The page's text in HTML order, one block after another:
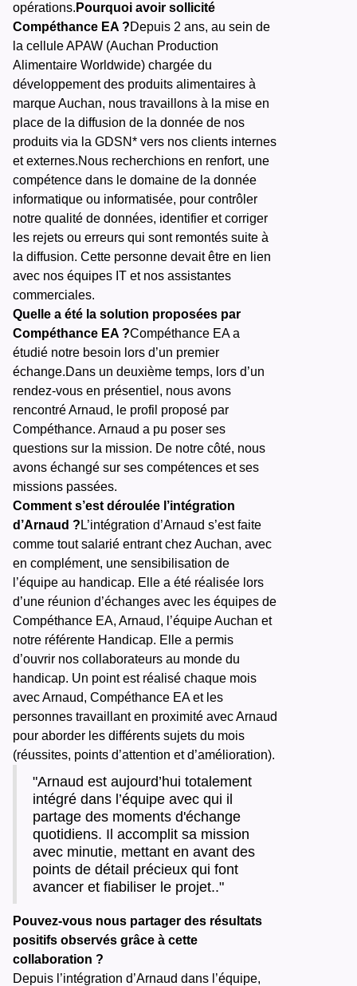
opérations. Pourquoi avoir sollicité
Compéthance EA ?Depuis 2 ans, au sein de
la cellule APAW (Auchan Production
Alimentaire Worldwide) chargée du
développement des produits alimentaires à
marque Auchan, nous travaillons à la mise en
place de la diffusion de la donnée de nos
produits via la GDSN* vers nos clients internes
et externes.Nous recherchions en renfort, une
compétence dans le domaine de la donnée
informatique ou informatisée, pour contrôler
notre qualité de données, identifier et corriger
les rejets ou erreurs qui sont remontés suite à
la diffusion. Cette personne devait être en lien
avec nos équipes IT et nos assistantes
commerciales.
Quelle a été la solution proposées par
Compéthance EA ?Compéthance EA a
étudié notre besoin lors d’un premier
échange.Dans un deuxième temps, lors d’un
rendez-vous en présentiel, nous avons
rencontré Arnaud, le profil proposé par
Compéthance. Arnaud a pu poser ses
questions sur la mission. De notre côté, nous
avons échangé sur ses compétences et ses
missions passées.
Comment s’est déroulée l’intégration
d’Arnaud ? L’intégration d’Arnaud s’est faite
comme tout salarié entrant chez Auchan, avec
en complément, une sensibilisation de
l’équipe au handicap. Elle a été réalisée lors
d’une réunion d’échanges avec les équipes de
Compéthance EA, Arnaud, l’équipe Auchan et
notre référente Handicap. Elle a permis
d’ouvrir nos collaborateurs au monde du
handicap. Un point est réalisé chaque mois
avec Arnaud, Compéthance EA et les
personnes travaillant en proximité avec Arnaud
pour aborder les différents sujets du mois
(réussites, points d’attention et d’amélioration).
"Arnaud est aujourd’hui totalement
intégré dans l’équipe avec qui il
partage des moments d'échange
quotidiens. Il accomplit sa mission
avec minutie, mettant en avant des
points de détail précieux qui font
avancer et fiabiliser le projet.."
Pouvez-vous nous partager des résultats
positifs observés grâce à cette
collaboration ?
Depuis l’intégration d’Arnaud dans l’équipe,